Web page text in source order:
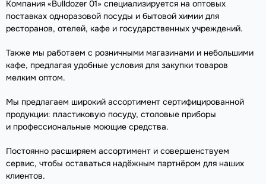
Компания «Bulldozer 01» специализируется на оптовых
поставках одноразовой посуды и бытовой химии для
ресторанов, отелей, кафе и государственных учреждений.
Также мы работаем с розничными магазинами и небольшими
кафе, предлагая удобные условия для закупки товаров
мелким оптом.
Мы предлагаем широкий ассортимент сертифицированной
продукции: пластиковую посуду, столовые приборы
и профессиональные моющие средства.
Постоянно расширяем ассортимент и совершенствуем
сервис, чтобы оставаться надёжным партнёром для наших
клиентов.